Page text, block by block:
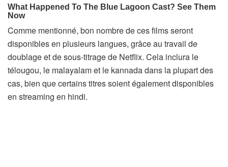
Comme mentionné, bon nombre de ces films seront
disponibles en plusieurs langues, grâce au travail de
doublage et de sous-titrage de Netflix. Cela inclura le
télougou, le malayalam et le kannada dans la plupart des
cas, bien que certains titres soient également disponibles
en streaming en hindi.